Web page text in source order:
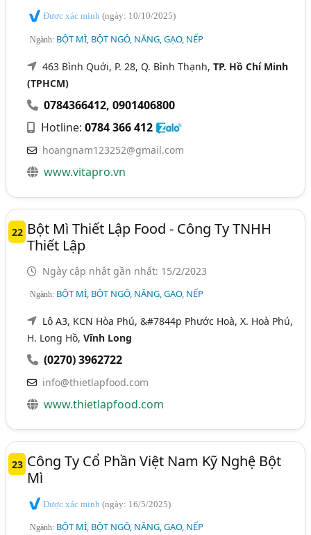
Được xác minh(ngày: 10/10/2025)
Ngành: BỘT MÌ, BỘT NGÔ, NĂNG, GẠO, NẾP
463 Bình Quới, P. 28, Q. Bình Thạnh,TP. Hồ Chí Minh
(TPHCM)
0784366412,0901406800
Hotline:0784 366 412
hoangnam123252@gmail.com
www.vitapro.vn
22 Bột Mì Thiết Lập Food - Công Ty TNHH
Thiết Lập
Ngày cập nhật gần nhất: 15/2/2023
Ngành: BỘT MÌ, BỘT NGÔ, NĂNG, GẠO, NẾP
Lô A3, KCN Hòa Phú, &#7844p Phước Hoà, X. Hoà Phú,
H. Long Hồ,Vĩnh Long
(0270) 3962722
info@thietlapfood.com
www.thietlapfood.com
23 Công Ty Cổ Phần Việt Nam Kỹ Nghệ Bột
Mì
Được xác minh(ngày: 16/5/2025)
Ngành: BỘT MÌ, BỘT NGÔ, NĂNG, GẠO, NẾP